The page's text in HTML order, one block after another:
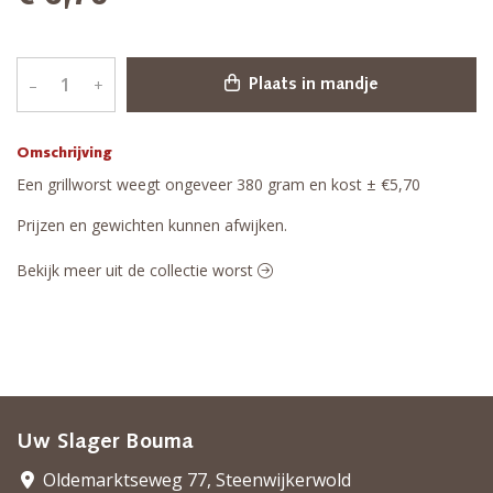
Omschrijving
Een grillworst weegt ongeveer 380 gram en kost ± €5,70
Prijzen en gewichten kunnen afwijken.
– + Plaats in mandje
Bekijk meer uit de collectie worst
Uw Slager Bouma
Oldemarktseweg 77, Steenwijkerwold